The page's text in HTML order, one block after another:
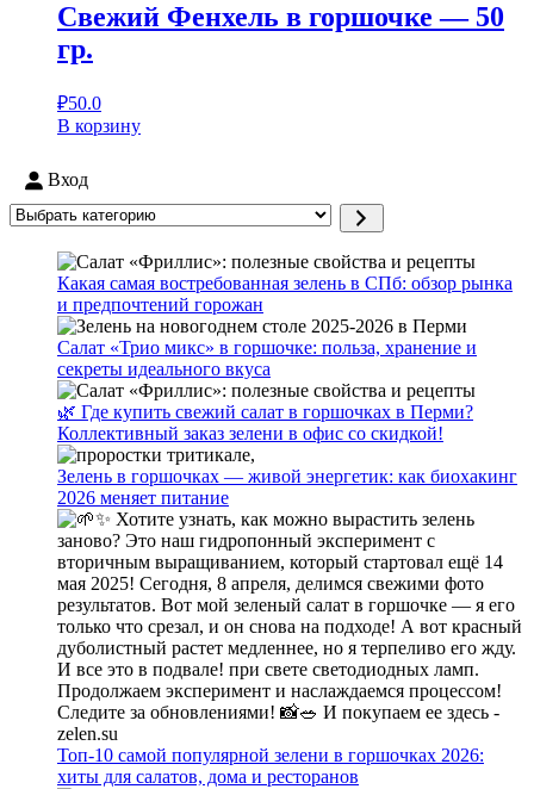
Свежий Фенхель в горшочке — 50
гр.
₽50.0
В корзину
Вход
Выбрать
Какая самая востребованная зелень в СПб: обзор рынка
и предпочтений горожан
Салат «Трио микс» в горшочке: польза, хранение и
секреты идеального вкуса
🌿 Где купить свежий салат в горшочках в Перми?
Коллективный заказ зелени в офис со скидкой!
Зелень в горшочках — живой энергетик: как биохакинг
2026 меняет питание
Топ-10 самой популярной зелени в горшочках 2026:
хиты для салатов, дома и ресторанов